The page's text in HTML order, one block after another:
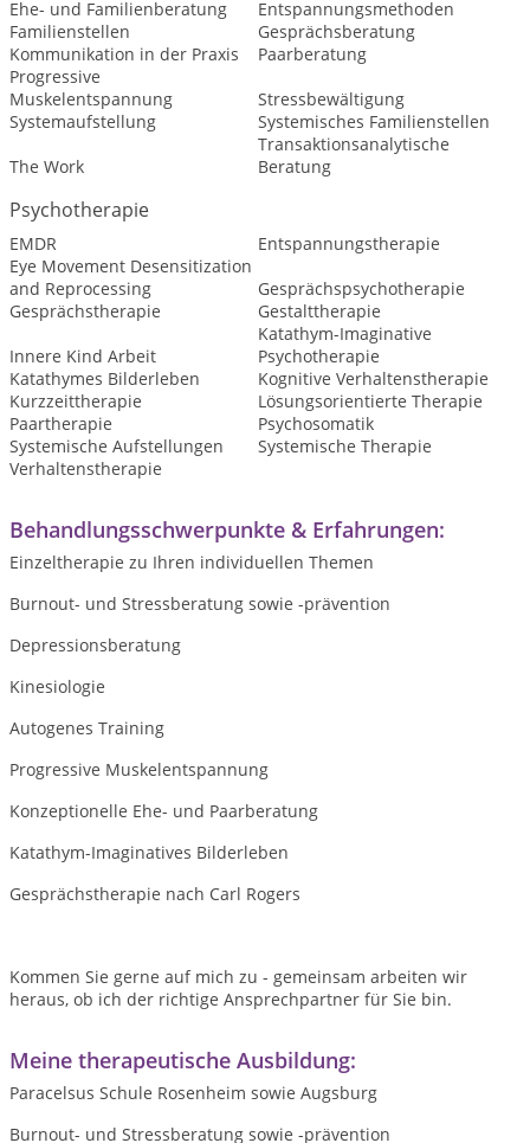
Ehe- und Familienberatung
Entspannungsmethoden
Familienstellen
Gesprächsberatung
Kommunikation in der Praxis
Paarberatung
Progressive
Muskelentspannung
Stressbewältigung
Systemaufstellung
Systemisches Familienstellen
The Work
Transaktionsanalytische
Beratung
Psychotherapie
EMDR
Entspannungstherapie
Eye Movement Desensitization
and Reprocessing
Gesprächspsychotherapie
Gesprächstherapie
Gestalttherapie
Innere Kind Arbeit
Katathym-Imaginative
Psychotherapie
Katathymes Bilderleben
Kognitive Verhaltenstherapie
Kurzzeittherapie
Lösungsorientierte Therapie
Paartherapie
Psychosomatik
Systemische Aufstellungen
Systemische Therapie
Verhaltenstherapie
Behandlungsschwerpunkte & Erfahrungen:
Einzeltherapie zu Ihren individuellen Themen
Burnout- und Stressberatung sowie -prävention
Depressionsberatung
Kinesiologie
Autogenes Training
Progressive Muskelentspannung
Konzeptionelle Ehe- und Paarberatung
Katathym-Imaginatives Bilderleben
Gesprächstherapie nach Carl Rogers
Kommen Sie gerne auf mich zu - gemeinsam arbeiten wir
heraus, ob ich der richtige Ansprechpartner für Sie bin.
Meine therapeutische Ausbildung:
Paracelsus Schule Rosenheim sowie Augsburg
Burnout- und Stressberatung sowie -prävention